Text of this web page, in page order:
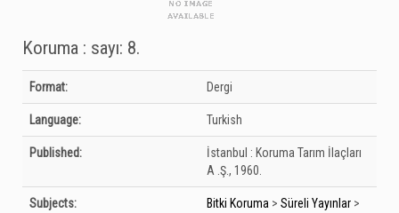
Koruma : sayı: 8.
Bibliographic Details
Format: Dergi
Language: Turkish
Published: İstanbul : Koruma Tarım İlaçları
A .Ş., 1960.
Subjects: Bitki Koruma > Süreli Yayınlar >